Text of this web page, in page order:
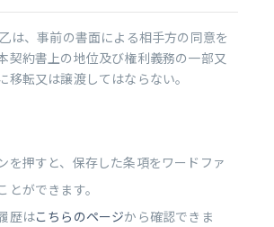
、事前の書面による相手方の同意を
契約書上の地位及び権利義務の一部又
移転又は譲渡してはならない。
を押すと、保存した条項をワードファ
とができます。
歴はこちらのページから確認できま